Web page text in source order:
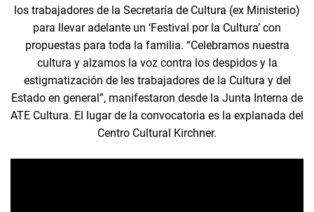
los trabajadores de la Secretaría de Cultura (ex Ministerio)
para llevar adelante un ‘Festival por la Cultura’ con
propuestas para toda la familia. “Celebramos nuestra
cultura y alzamos la voz contra los despidos y la
estigmatización de les trabajadores de la Cultura y del
Estado en general”, manifestaron desde la Junta Interna de
ATE Cultura. El lugar de la convocatoria es la explanada del
Centro Cultural Kirchner.